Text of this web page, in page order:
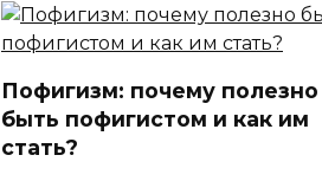
Пофигизм: почему полезно
быть пофигистом и как им
стать?